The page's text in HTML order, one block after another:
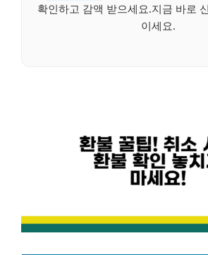
확인하고 감액 받으세요.지금 바로
이세요.